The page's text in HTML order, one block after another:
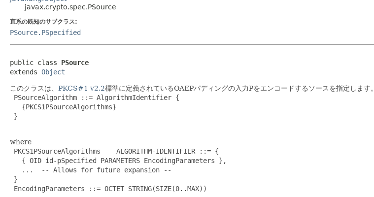
javax.crypto.spec.PSource
直系の既知のサブクラス:
PSource.PSpecified
public class PSource
extends Object
このクラスは、 PKCS#1 v2.2標準に定義されているOAEPパディングの入力Pをエンコードするソースを指定します。
PSourceAlgorithm ::= AlgorithmIdentifier {
   {PKCS1PSourceAlgorithms}
}
where
PKCS1PSourceAlgorithms    ALGORITHM-IDENTIFIER ::= {
   { OID id-pSpecified PARAMETERS EncodingParameters },
   ...  -- Allows for future expansion --
}
EncodingParameters ::= OCTET STRING(SIZE(0..MAX))